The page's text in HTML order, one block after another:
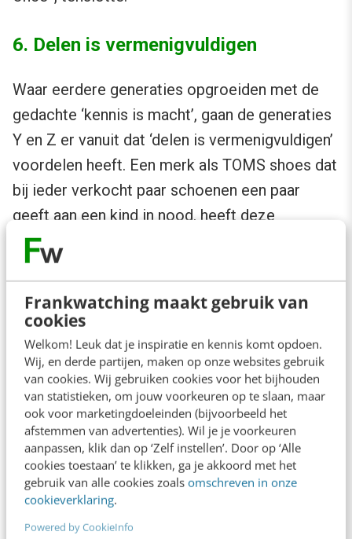
Frankwatching maakt gebruik van
cookies
Welkom! Leuk dat je inspiratie en kennis komt opdoen.
Wij, en derde partijen, maken op onze websites gebruik
van cookies. Wij gebruiken cookies voor het bijhouden
van statistieken, om jouw voorkeuren op te slaan, maar
ook voor marketingdoeleinden (bijvoorbeeld het
afstemmen van advertenties). Wil je je voorkeuren
aanpassen, klik dan op ‘Zelf instellen’. Door op ‘Alle
cookies toestaan’ te klikken, ga je akkoord met het
gebruik van alle cookies zoals omschreven in onze
cookieverklaring.
Powered by CookieInfo
6. Delen is vermenigvuldigen
Waar eerdere generaties opgroeiden met de
gedachte ‘kennis is macht’, gaan de generaties
Y en Z er vanuit dat ‘delen is vermenigvuldigen’
voordelen heeft. Een merk als TOMS shoes dat
bij ieder verkocht paar schoenen een paar
geeft aan een kind in nood, heeft deze
gedachte omarmd.
7. Vluchtig mediagedrag
Het aanbod aan media is onvoorstelbaar groot,
dus moet er gescreend en gekozen worden. In
een razend tempo. Dit leidt tot een kortere
aandachtscurve en vluchtig mediagedrag. De
‘Battle for Attention’ woedt steeds heftiger.
8. Marketing en merken
Millenials en digital natives staan kritisch